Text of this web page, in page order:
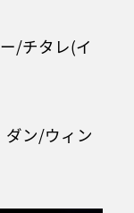
/チタレ(イ
ダン/ウィン